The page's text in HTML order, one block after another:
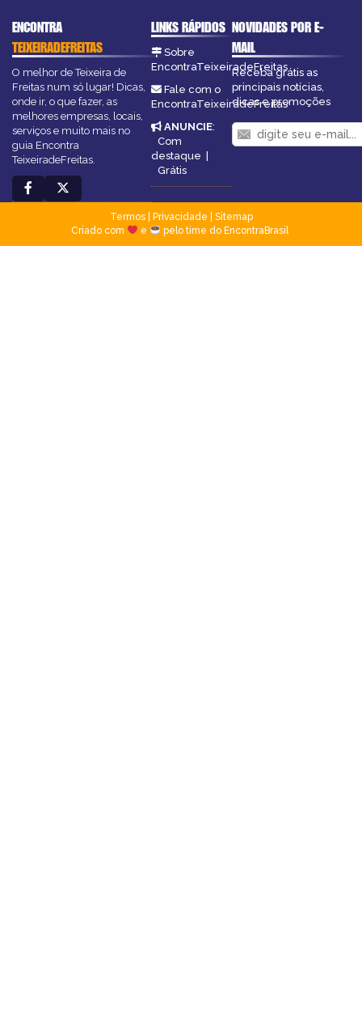
ENCONTRA
TEIXEIRADEFREITAS
O melhor de Teixeira de
Freitas num só lugar! Dicas,
onde ir, o que fazer, as
melhores empresas, locais,
serviços e muito mais no
guia Encontra
TeixeiradeFreitas.
LINKS RÁPIDOS
Sobre
EncontraTeixeiradeFreitas
Fale com o
EncontraTeixeiradeFreitas
ANUNCIE:
Com
destaque |
Grátis
NOVIDADES POR E-
MAIL
Receba grátis as
principais notícias,
dicas e promoções
Termos| Privacidade
Sitemap
Criado com
e pelo time do EncontraBrasil